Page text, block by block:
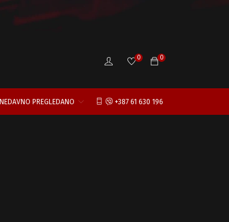
0
0
+387 61 630 196
NEDAVNO PREGLEDANO